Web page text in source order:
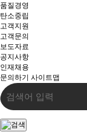
품질경영
탄소중립
고객지원
고객문의
보도자료
공지사항
인재채용
문의하기 사이트맵